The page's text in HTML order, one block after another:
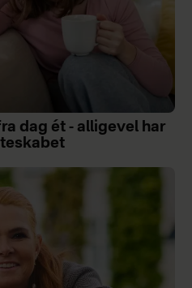
dag ét - alligevel har